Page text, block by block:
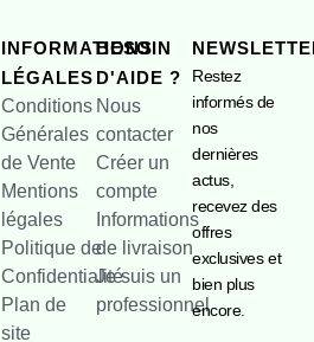
INFORMATIONS
LÉGALES
Conditions
Générales
de Vente
Mentions
légales
Politique de
Confidentialité
Plan de
site
BESOIN
D'AIDE ?
Nous
contacter
Créer un
compte
Informations
de livraison
Je suis un
professionnel
Restez
informés de
nos
dernières
actus,
recevez des
offres
exclusives et
bien plus
encore.